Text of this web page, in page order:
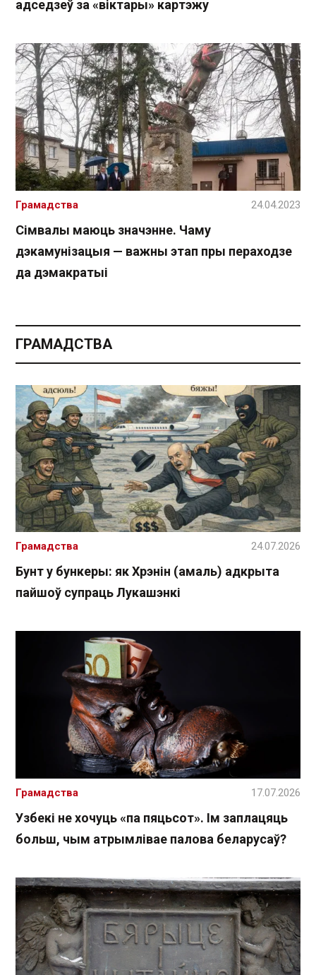
адседзеў за «віктары» картэжу
Сімвалы маюць значэнне. Чаму
дэкамунізацыя — важны этап пры пераходзе
да дэмакратыі
Грамадства 24.04.2023
ГРАМАДСТВА
Бунт у бункеры: як Хрэнін (амаль) адкрыта
пайшоў супраць Лукашэнкі
Грамадства 24.07.2026
Узбекі не хочуць «па пяцьсот». Ім заплацяць
больш, чым атрымлівае палова беларусаў?
Грамадства 17.07.2026